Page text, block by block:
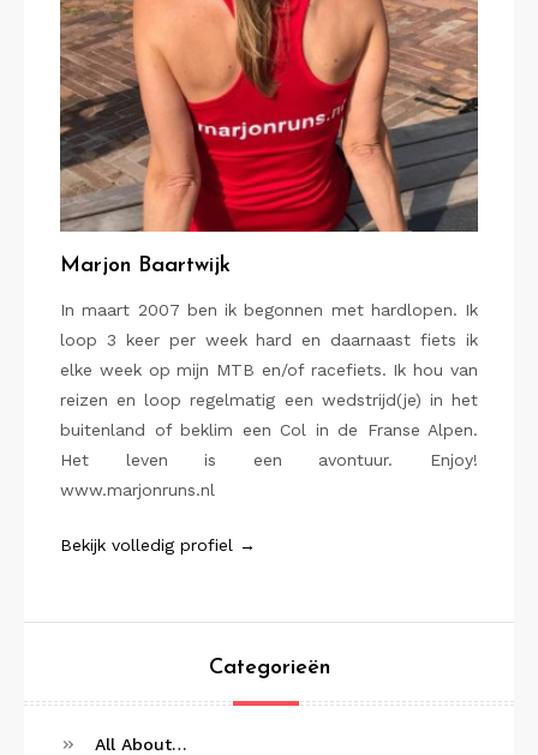
Marjon Baartwijk
In maart 2007 ben ik begonnen met hardlopen. Ik
loop 3 keer per week hard en daarnaast fiets ik
elke week op mijn MTB en/of racefiets. Ik hou van
reizen en loop regelmatig een wedstrijd(je) in het
buitenland of beklim een Col in de Franse Alpen.
Het leven is een avontuur. Enjoy!
www.marjonruns.nl
Bekijk volledig profiel →
Categorieën
All About…